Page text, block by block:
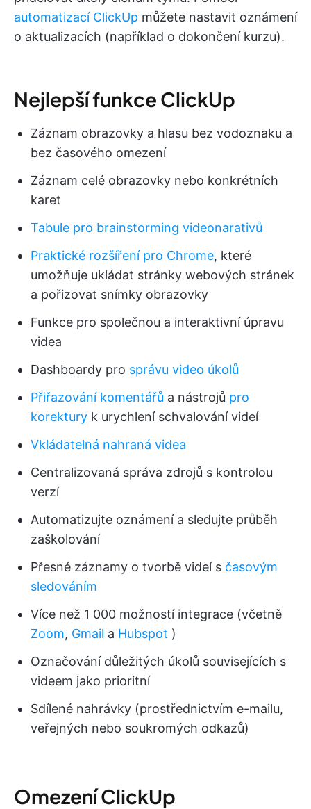
automatizací ClickUp můžete nastavit oznámení
o aktualizacích (například o dokončení kurzu).
Nejlepší funkce ClickUp
Záznam obrazovky a hlasu bez vodoznaku a
bez časového omezení
Záznam celé obrazovky nebo konkrétních
karet
Tabule pro brainstorming videonarativů
Praktické rozšíření pro Chrome, které
umožňuje ukládat stránky webových stránek
a pořizovat snímky obrazovky
Funkce pro společnou a interaktivní úpravu
videa
Dashboardy pro správu video úkolů
Přiřazování komentářů a nástrojů pro
korektury k urychlení schvalování videí
Vkládatelná nahraná videa
Centralizovaná správa zdrojů s kontrolou
verzí
Automatizujte oznámení a sledujte průběh
zaškolování
Přesné záznamy o tvorbě videí s časovým
sledováním
Více než 1 000 možností integrace (včetně
Zoom, Gmail a Hubspot )
Označování důležitých úkolů souvisejících s
videem jako prioritní
Sdílené nahrávky (prostřednictvím e-mailu,
veřejných nebo soukromých odkazů)
Omezení ClickUp